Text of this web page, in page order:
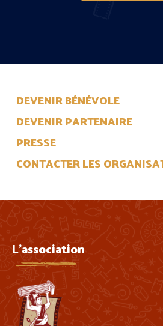
DEVENIR BÉNÉVOLE
DEVENIR PARTENAIRE
PRESSE
CONTACTER LES
L'association